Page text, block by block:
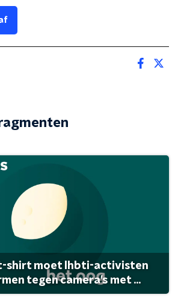
shirt moet lhbti-activisten
tegen camera's met ...